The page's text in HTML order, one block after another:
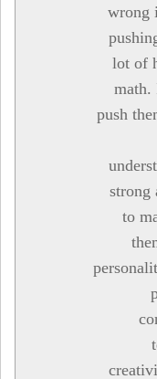
wrong
lot of
math.
push
strong
to